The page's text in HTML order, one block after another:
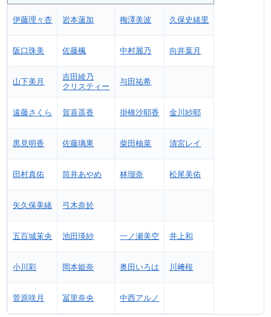
伊藤理々杏 岩本蓮加 梅澤美波 久保史緒里
阪口珠美 佐藤楓 中村麗乃 向井葉月
山下美月
吉田綾乃
クリスティー
与田祐希
遠藤さくら 賀喜遥香 掛橋沙耶香 金川紗耶
黒見明香 佐藤璃果 柴田柚菜 清宮レイ
田村真佑 筒井あやめ 林瑠奈 松尾美佑
矢久保美緒 弓木奈於
五百城茉央 池田瑛紗 一ノ瀬美空 井上和
小川彩 岡本姫奈 奥田いろは 川﨑桜
菅原咲月 冨里奈央 中西アルノ